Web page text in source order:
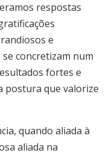
respostas
e
concretizam num
fortes e
postura que valorize
quando aliada à
aliada na